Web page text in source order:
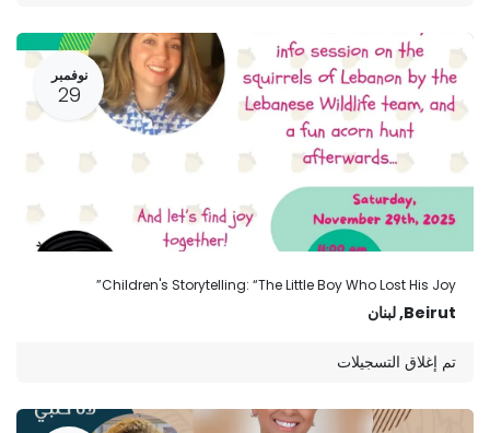
نوفمبر
29
Children's Storytelling: “The Little Boy Who Lost His Joy”
Beirut
,لبنان
تم إغلاق التسجيلات